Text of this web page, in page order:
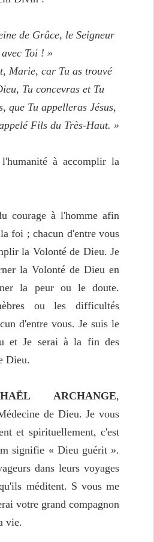
de Grâce, le Seigneur
avec Toi ! »
Marie, car Tu as trouvé
Tu concevras et Tu
que Tu appelleras Jésus,
Fils du Très-Haut. »
à accomplir la
courage à l'homme afin
foi ; chacun d'entre vous
la Volonté de Dieu. Je
la Volonté de Dieu en
la peur ou le doute.
ou les difficultés
d'entre vous. Je suis le
et Je serai à la fin des
Dieu.
ARCHANGE,
de Dieu. Je vous
et spirituellement, c'est
signifie « Dieu guérit ».
dans leurs voyages
méditent. S vous me
votre grand compagnon
vie.